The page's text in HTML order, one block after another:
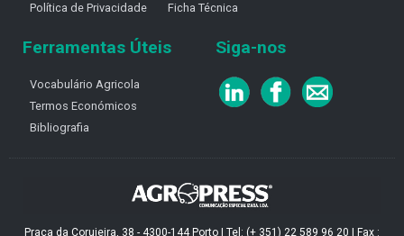
Política de Privacidade
Ficha Técnica
Ferramentas Úteis
Vocabulário Agricola
Termos Económicos
Bibliografia
Siga-nos
Praça da Corujeira, 38 - 4300-144 Porto | Tel: (+ 351) 22 589 96 20 | Fax :